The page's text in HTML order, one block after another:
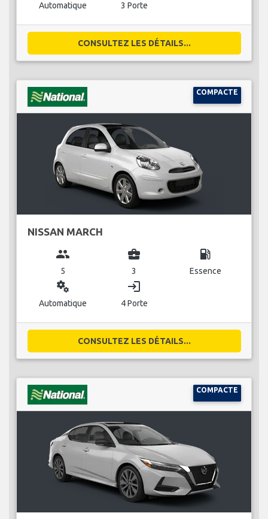
Automatique 3 Porte
CONSULTEZ LES DÉTAILS...
COMPACTE
NISSAN MARCH
group
5
business_center
3
local_gas_station
Essence
miscellaneous_services
Automatique
login
4 Porte
CONSULTEZ LES DÉTAILS...
COMPACTE